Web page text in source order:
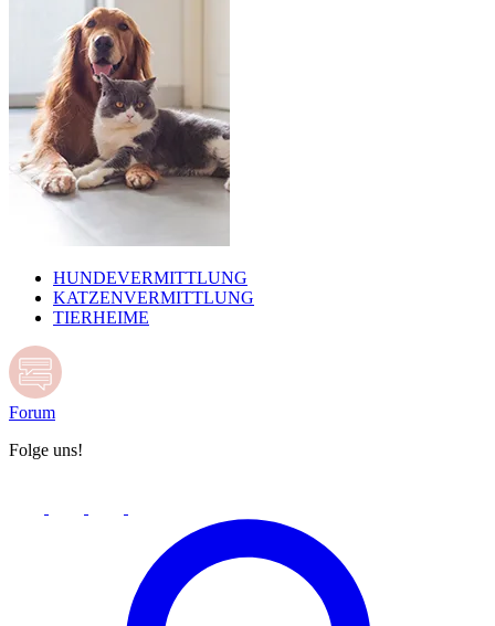
HUNDEVERMITTLUNG
KATZENVERMITTLUNG
TIERHEIME
Forum
Folge uns!